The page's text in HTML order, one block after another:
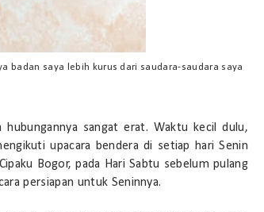
badan saya lebih kurus dari saudara-saudara saya
hubungannya sangat erat. Waktu kecil dulu,
upacara bendera di setiap hari Senin
Bogor, pada Hari Sabtu sebelum pulang
persiapan untuk Seninnya.